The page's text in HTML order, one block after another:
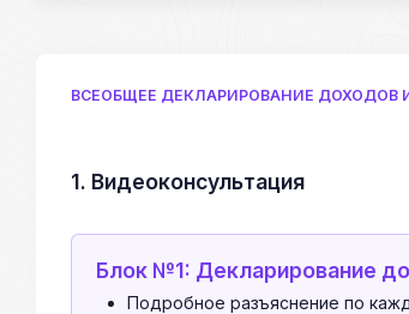
ВСЕОБЩЕЕ ДЕКЛАРИРОВАНИЕ ДОХОДОВ
1. Видеоконсультация
Блок №1: Декларирование
Подробное разъяснение по